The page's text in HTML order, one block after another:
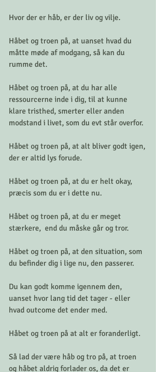
Hvor der er håb, er der liv og vilje.
Håbet og troen på, at uanset hvad du
måtte møde af modgang, så kan du
rumme det.
Håbet og troen på, at du har alle
ressourcerne inde i dig, til at kunne
klare tristhed, smerter eller anden
modstand i livet, som du evt står overfor.
Håbet og troen på, at alt bliver godt igen,
der er altid lys forude.
Håbet og troen på, at du er helt okay,
præcis som du er i dette nu.
Håbet og troen på, at du er meget
stærkere,  end du måske går og tror.
Håbet og troen på, at den situation, som
du befinder dig i lige nu, den passerer.
Du kan godt komme igennem den,
uanset hvor lang tid det tager - eller
hvad outcome det ender med.
Håbet og troen på at alt er foranderligt.
Så lad der være håb og tro på, at troen
og håbet aldrig forlader os, da det er